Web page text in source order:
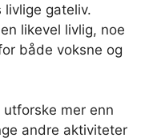
gateliv.
likevel livlig, noe
både voksne og
mer enn
andre aktiviteter